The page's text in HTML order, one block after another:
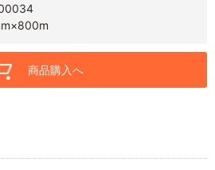
商品購入へ